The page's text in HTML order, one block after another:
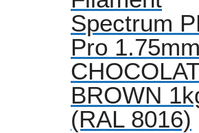
Spectrum
Pro 1.75mm
BROWN
(RAL 8016)